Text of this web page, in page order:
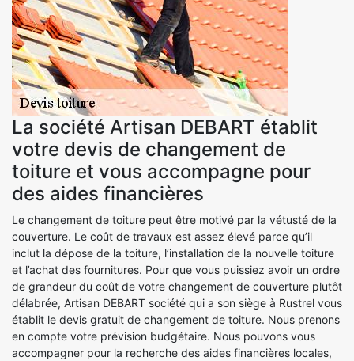
La société Artisan DEBART établit
votre devis de changement de
toiture et vous accompagne pour
des aides financières
Le changement de toiture peut être motivé par la vétusté de la
couverture. Le coût de travaux est assez élevé parce qu’il
inclut la dépose de la toiture, l’installation de la nouvelle toiture
et l’achat des fournitures. Pour que vous puissiez avoir un ordre
de grandeur du coût de votre changement de couverture plutôt
délabrée, Artisan DEBART société qui a son siège à Rustrel vous
établit le devis gratuit de changement de toiture. Nous prenons
en compte votre prévision budgétaire. Nous pouvons vous
accompagner pour la recherche des aides financières locales,